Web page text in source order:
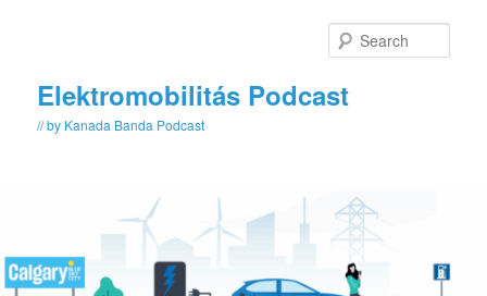
Elektromobilitás Podcast
// by Kanada Banda Podcast